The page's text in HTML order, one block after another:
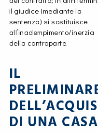
il giudice (mediante la
sentenza) si sostituisce
all’inadempimento/inerzia
della controparte.
IL
DI UNA CASA